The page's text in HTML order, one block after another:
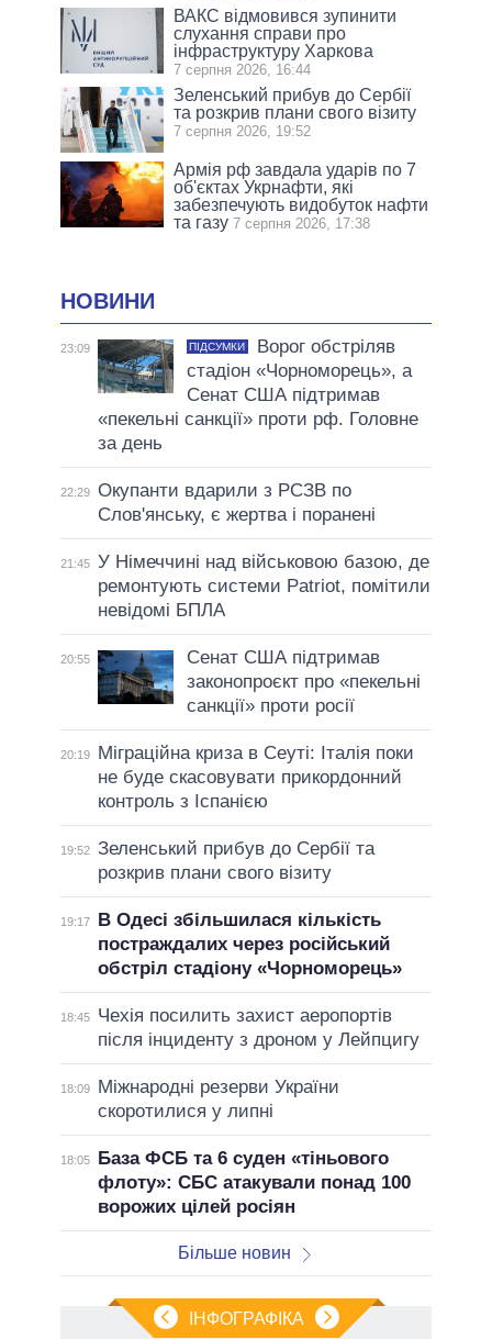
ВАКС відмовився зупинити
слухання справи про
інфраструктуру Харкова
7 серпня 2026, 16:44
Зеленський прибув до Сербії
та розкрив плани свого візиту
7 серпня 2026, 19:52
Армія рф завдала ударів по 7
об'єктах Укрнафти, які
забезпечують видобуток нафти
та газу 7 серпня 2026, 17:38
НОВИНИ
23:09 ПІДСУМКИ
Ворог обстріляв
стадіон «Чорноморець», а
Сенат США підтримав
«пекельні санкції» проти рф. Головне
за день
22:29 Окупанти вдарили з РСЗВ по
Слов'янську, є жертва і поранені
21:45 У Німеччині над військовою базою, де
ремонтують системи Patriot, помітили
невідомі БПЛА
20:55
Сенат США підтримав
законопроєкт про «пекельні
санкції» проти росії
20:19
Міграційна криза в Сеуті: Італія поки
не буде скасовувати прикордонний
контроль з Іспанією
19:52 Зеленський прибув до Сербії та
розкрив плани свого візиту
19:17
В Одесі збільшилася кількість
постраждалих через російський
обстріл стадіону «Чорноморець»
18:45
Чехія посилить захист аеропортів
після інциденту з дроном у Лейпцигу
18:09
Міжнародні резерви України
скоротилися у липні
18:05
База ФСБ та 6 суден «тіньового
флоту»: СБС атакували понад 100
ворожих цілей росіян
Більше новин
ІНФОГРАФІКА